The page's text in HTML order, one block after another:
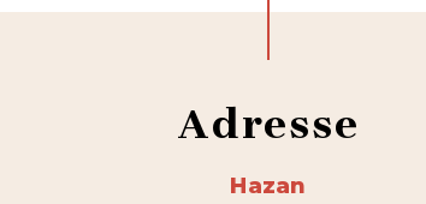
Adresse
Hazan